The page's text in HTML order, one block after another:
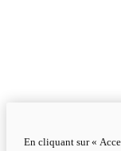
En cliquant sur «